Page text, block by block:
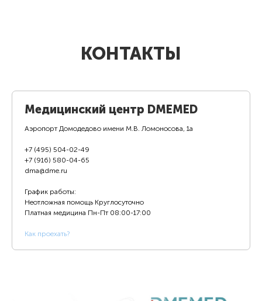
КОНТАКТЫ
Медицинский центр DMEMED
Аэропорт Домодедово имени М.В. Ломоносова, 1а
+7 (495) 504-02-49
+7 (916) 580-04-65
dma@dme.ru
График работы:
Неотложная помощь Круглосуточно
Платная медицина Пн-Пт 08:00-17:00
Как проехать?